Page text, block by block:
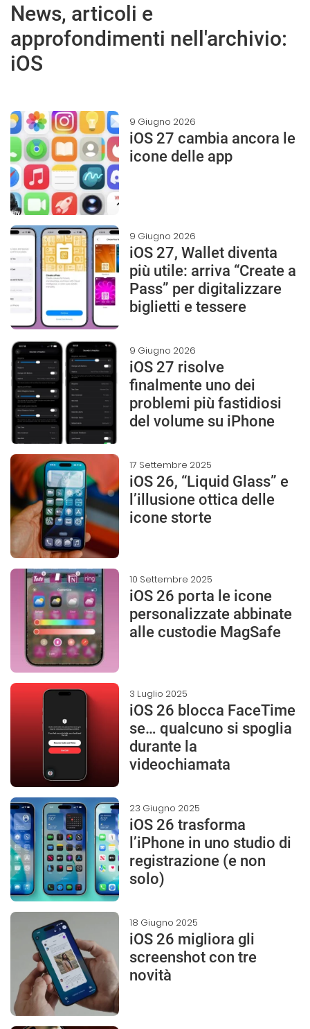
News, articoli e
approfondimenti nell'archivio:
iOS
9 Giugno 2026
iOS 27 cambia ancora le
icone delle app
9 Giugno 2026
iOS 27, Wallet diventa
più utile: arriva “Create a
Pass” per digitalizzare
biglietti e tessere
9 Giugno 2026
iOS 27 risolve
finalmente uno dei
problemi più fastidiosi
del volume su iPhone
17 Settembre 2025
iOS 26, “Liquid Glass” e
l’illusione ottica delle
icone storte
10 Settembre 2025
iOS 26 porta le icone
personalizzate abbinate
alle custodie MagSafe
3 Luglio 2025
iOS 26 blocca FaceTime
se… qualcuno si spoglia
durante la
videochiamata
23 Giugno 2025
iOS 26 trasforma
l’iPhone in uno studio di
registrazione (e non
solo)
18 Giugno 2025
iOS 26 migliora gli
screenshot con tre
novità